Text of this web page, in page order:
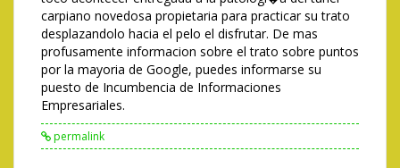
carpiano novedosa propietaria para practicar su trato
desplazandolo hacia el pelo el disfrutar. De mas
profusamente informacion sobre el trato sobre puntos
por la mayoria de Google, puedes informarse su
puesto de Incumbencia de Informaciones
Empresariales.
permalink